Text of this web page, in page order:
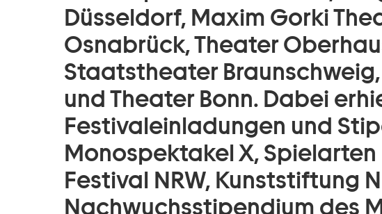
Düsseldorf, Maxim Gorki
Osnabrück, Theater
Staatstheater
und Theater Bonn. Dabei
Festivaleinladungen und
Monospektakel X, Spielarten
Festival NRW, Kunststiftung
Nachwuchsstipendium des